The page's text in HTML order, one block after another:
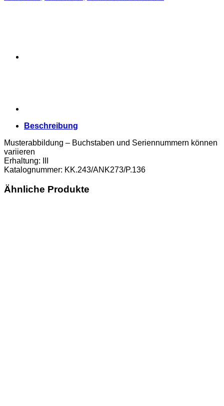
1956,
Rain
III
Beschreibung
Musterabbildung – Buchstaben und Seriennummern können
variieren
Erhaltung: III
Katalognummer: KK.243/ANK273/P.136
Ähnliche Produkte